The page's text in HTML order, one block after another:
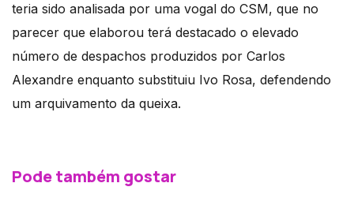
teria sido analisada por uma vogal do CSM, que no
parecer que elaborou terá destacado o elevado
número de despachos produzidos por Carlos
Alexandre enquanto substituiu Ivo Rosa, defendendo
um arquivamento da queixa.
Pode também gostar